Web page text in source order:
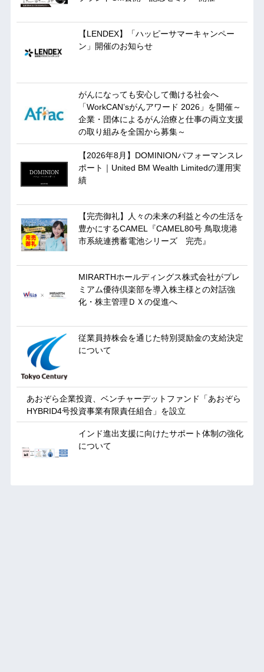
【LENDEX】「ハッピーサマーキャンペー
ン」開催のお知らせ
がんになっても安心して働ける社会へ
「WorkCAN’sがんアワード 2026」を開催～
企業・団体によるがん治療と仕事の両立支援
の取り組みを全国から募集～
【2026年8月】DOMINIONパフォーマンスレ
ポート｜United BM Wealth Limitedの運用実
績
【完売御礼】人々の未来の利益と今の生活を
豊かにするCAMEL『CAMEL80号 鳥取境港
市系統連携蓄電池シリーズ 完売』
MIRARTHホールディングス株式会社がプレ
ミアム優待倶楽部を導入株主様との対話強
化・株主管理ＤＸの促進へ
従業員持株会を通じた特別奨励金の支給決定
について
あおぞら企業投資、ベンチャーデットファンド「あおぞら
HYBRID4号投資事業有限責任組合」を設立
インド進出支援に向けたサポート体制の強化
について